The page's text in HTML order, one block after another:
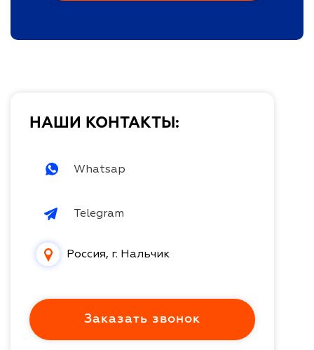
НАШИ КОНТАКТЫ:
Whatsap
Telegram
Россия, г. Нальчик
Заказать звонок